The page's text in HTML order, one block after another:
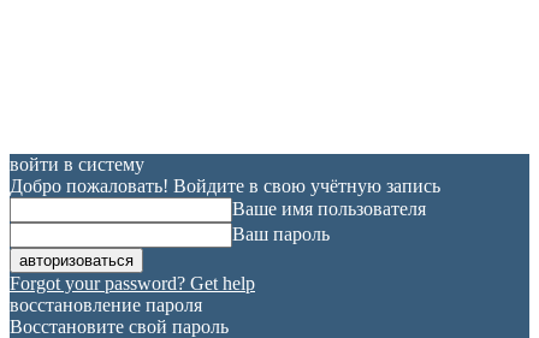
войти в систему
Добро пожаловать! Войдите в свою учётную запись
Ваше имя пользователя
Ваш пароль
Forgot your password? Get help
восстановление пароля
Восстановите свой пароль